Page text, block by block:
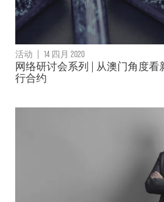
活动 | 14 四月 2020
网络研讨会系列 | 从澳门角度看
行合约